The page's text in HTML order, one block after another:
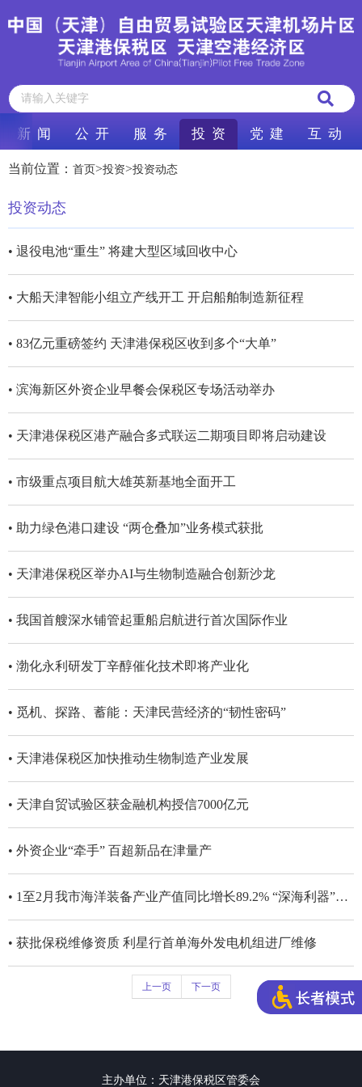
新 闻 公 开 服 务 投 资 党 建 互 动
当前位置： 首页>投资>投资动态
投资动态
• 退役电池“重生” 将建大型区域回收中心
• 大船天津智能小组立产线开工 开启船舶制造新征程
• 83亿元重磅签约 天津港保税区收到多个“大单”
• 滨海新区外资企业早餐会保税区专场活动举办
• 天津港保税区港产融合多式联运二期项目即将启动建设
• 市级重点项目航大雄英新基地全面开工
• 助力绿色港口建设 “两仓叠加”业务模式获批
• 天津港保税区举办AI与生物制造融合创新沙龙
• 我国首艘深水铺管起重船启航进行首次国际作业
• 渤化永利研发丁辛醇催化技术即将产业化
• 觅机、探路、蓄能：天津民营经济的“韧性密码”
• 天津港保税区加快推动生物制造产业发展
• 天津自贸试验区获金融机构授信7000亿元
• 外资企业“牵手” 百超新品在津量产
• 1至2月我市海洋装备产业产值同比增长89.2% “深海利器”乘风破浪
• 获批保税维修资质 利星行首单海外发电机组进厂维修
上一页 下一页
主办单位：天津港保税区管委会